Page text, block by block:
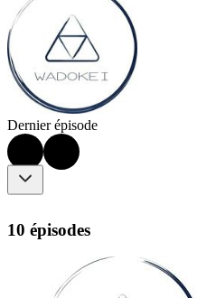
Dernier épisode
10 épisodes